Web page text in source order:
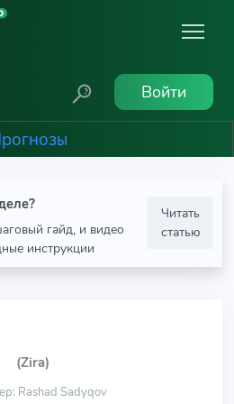
Войти
гайд, и видео
инструкции
Читать
статью
(Zira)
Rashad Sadyqov